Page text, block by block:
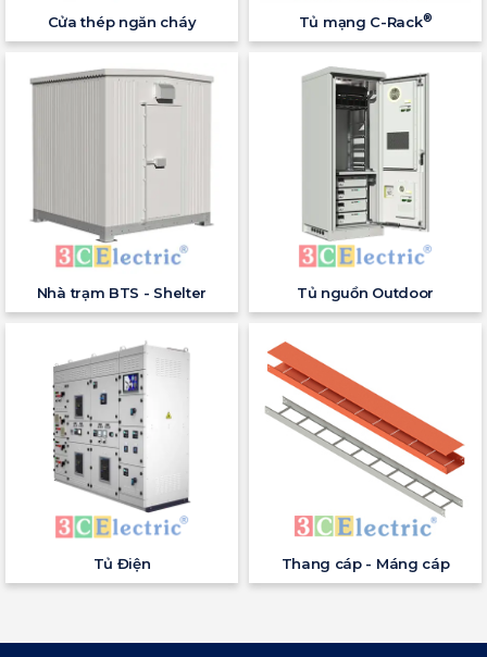
Cửa thép ngăn cháy Tủ mạng C-Rack®
Nhà trạm BTS - Shelter Tủ nguồn Outdoor
Tủ Điện Thang cáp - Máng cáp